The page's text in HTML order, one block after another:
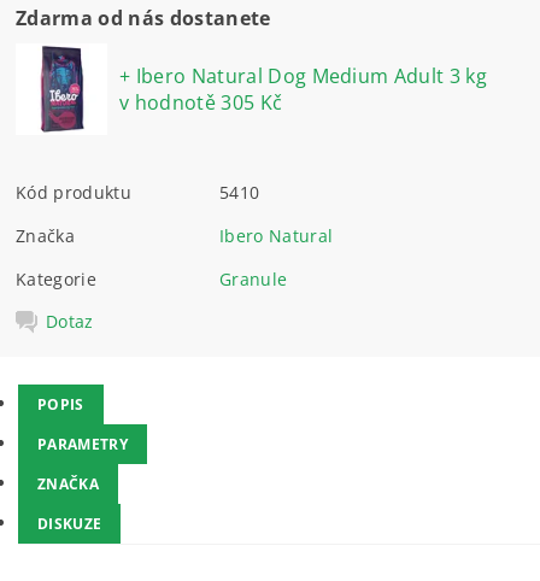
Zdarma od nás dostanete
+ Ibero Natural Dog Medium Adult 3 kg
v hodnotě 305 Kč
Kód produktu
5410
Značka
Ibero Natural
Kategorie
Granule
Dotaz
POPIS
PARAMETRY
ZNAČKA
DISKUZE